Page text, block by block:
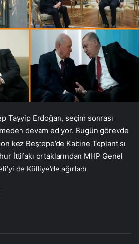
Tayyip Erdoğan, seçim sonrası
devam ediyor. Bugün görevde
kez Beştepe’de Kabine Toplantısı
İttifakı ortaklarından MHP Genel
de Külliye’de ağırladı.